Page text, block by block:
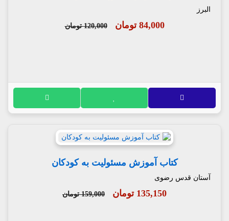
البرز
84,000 تومان 120,000 تومان
کتاب آموزش مسئولیت به کودکان
آستان قدس رضوی
135,150 تومان 159,000 تومان